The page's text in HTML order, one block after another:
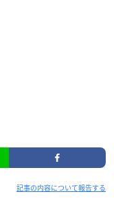
記事の内容について報告する